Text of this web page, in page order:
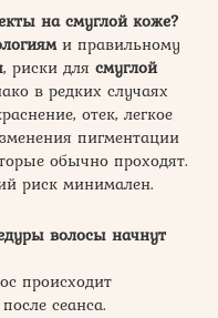
на смуглой коже?
и правильному
, риски для смуглой
в редких случаях
отек, легкое
пигментации
обычно проходят.
риск минимален.
волосы начнут
происходит
сеанса.